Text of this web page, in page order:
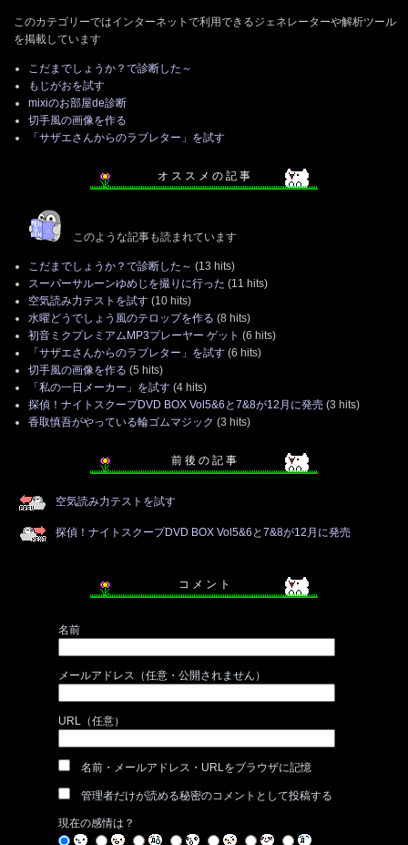
このカテゴリーではインターネットで利用できるジェネレーターや解析ツール
を掲載しています
こだまでしょうか？で診断した～
もじがおを試す
mixiのお部屋de診断
切手風の画像を作る
「サザエさんからのラブレター」を試す
オ ス ス メ の 記 事
このような記事も読まれています
こだまでしょうか？で診断した～ (13 hits)
スーパーサルーンゆめじを撮りに行った (11 hits)
空気読み力テストを試す (10 hits)
水曜どうでしょう風のテロップを作る (8 hits)
初音ミクプレミアムMP3プレーヤー ゲット (6 hits)
「サザエさんからのラブレター」を試す (6 hits)
切手風の画像を作る (5 hits)
「私の一日メーカー」を試す (4 hits)
探偵！ナイトスクープDVD BOX Vol5&6と7&8が12月に発売 (3 hits)
香取慎吾がやっている輪ゴムマジック (3 hits)
前 後 の 記 事
空気読み力テストを試す
探偵！ナイトスクープDVD BOX Vol5&6と7&8が12月に発売
コ メ ン ト
名前
メールアドレス（任意・公開されません）
URL（任意）
名前・メールアドレス・URLをブラウザに記憶
管理者だけが読める秘密のコメントとして投稿する
現在の感情は？